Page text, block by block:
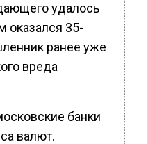
удалось
оказался 35-
ранее уже
вреда
банки
валют.